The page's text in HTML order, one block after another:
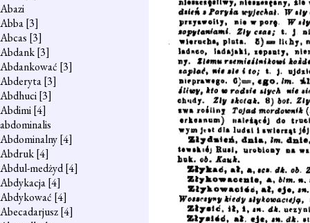
Abazi
Abba[3]
Abcas [3]
Abdank[3]
Abdankować [3]
Abderyta[3]
Abdhuci[3]
Abdimi[4]
abdominalis
Abdominalny[4]
Abdruk[4]
Abdul-medżyd[4]
Abdykacja[4]
Abdykować [4]
Abecadarjusz[4]